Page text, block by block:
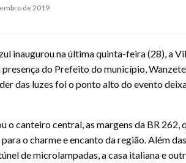
de 2019
inaugurou na última quinta-feira (28), a
do Prefeito do município,
das luzes foi o ponto alto do evento
o canteiro central, as margens da BR
o charme e encanto da região. Além
de microlampadas, a casa italiana e